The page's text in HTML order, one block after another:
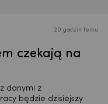
20 godzin temu
czekają na
danymi z
będzie dzisiejszy